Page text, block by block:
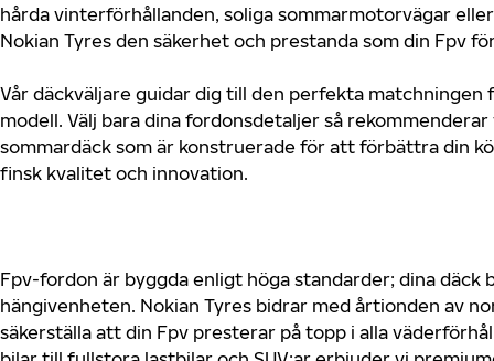
hårda vinterförhållanden, soliga sommarmotorvägar
Nokian Tyres den säkerhet och prestanda som din Fpv
Vår däckväljare guidar dig till den perfekta matchningen
modell. Välj bara dina fordonsdetaljer så
sommardäck som är konstruerade för att förbättra din
finsk kvalitet och innovation.
Fpv-fordon är byggda enligt höga standarder; dina däck
hängivenheten. Nokian Tyres bidrar med årtionden av
säkerställa att din Fpv presterar på topp i alla